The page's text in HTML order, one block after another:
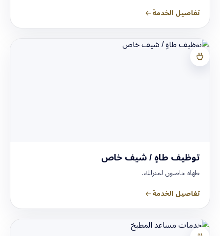
تفاصيل الخدمة
توظيف طاهٍ / شيف خاص
طهاة خاصون لمنزلك.
تفاصيل الخدمة